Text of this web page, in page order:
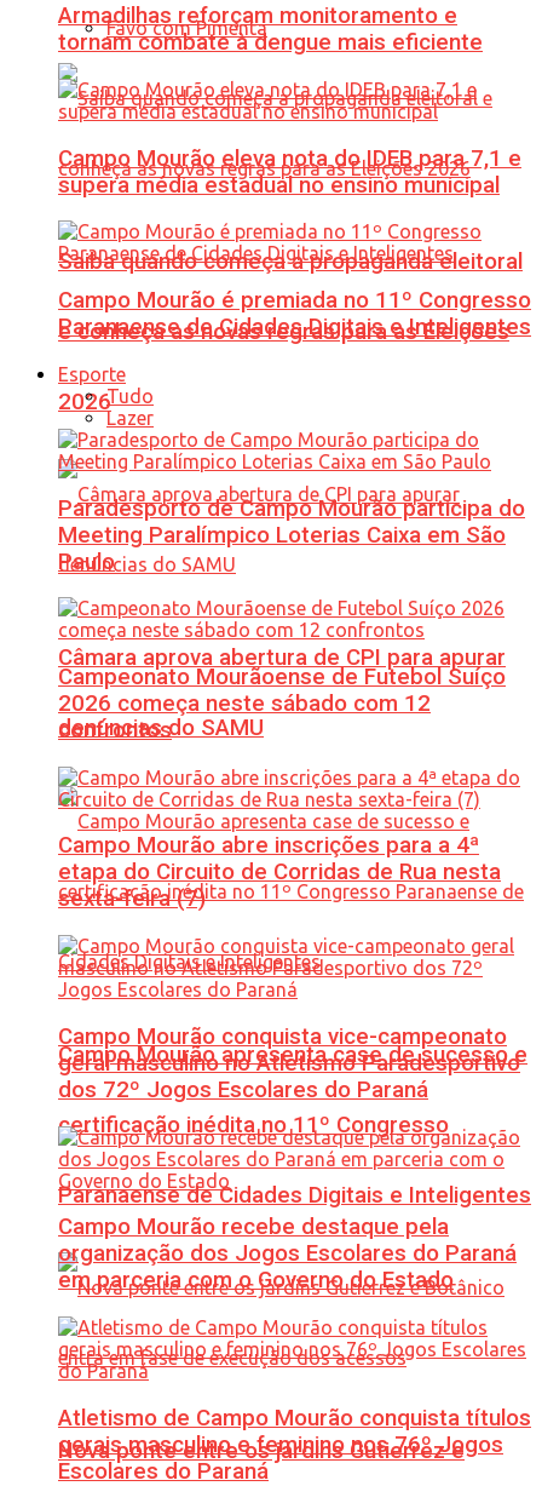
Favo com Pimenta
Saiba quando começa a propaganda eleitoral
e conheça as novas regras para as Eleições
2026
Câmara aprova abertura de CPI para apurar
denúncias do SAMU
Campo Mourão apresenta case de sucesso e
certificação inédita no 11º Congresso
Paranaense de Cidades Digitais e Inteligentes
Nova ponte entre os jardins Gutierrez e
Armadilhas reforçam monitoramento e
tornam combate à dengue mais eficiente
Campo Mourão eleva nota do IDEB para 7,1 e
supera média estadual no ensino municipal
Campo Mourão é premiada no 11º Congresso
Paranaense de Cidades Digitais e Inteligentes
Esporte
Tudo
Lazer
Paradesporto de Campo Mourão participa do
Meeting Paralímpico Loterias Caixa em São
Paulo
Campeonato Mourãoense de Futebol Suíço
2026 começa neste sábado com 12
confrontos
Campo Mourão abre inscrições para a 4ª
etapa do Circuito de Corridas de Rua nesta
sexta-feira (7)
Campo Mourão conquista vice-campeonato
geral masculino no Atletismo Paradesportivo
dos 72º Jogos Escolares do Paraná
Campo Mourão recebe destaque pela
organização dos Jogos Escolares do Paraná
em parceria com o Governo do Estado
Atletismo de Campo Mourão conquista títulos
gerais masculino e feminino nos 76º Jogos
Escolares do Paraná